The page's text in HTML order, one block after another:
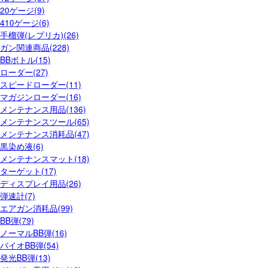
20ゲージ(9)
410ゲージ(6)
手榴弾(レプリカ)(26)
ガン関連商品(228)
BBボトル(15)
ローダー(27)
スピードローダー(11)
マガジンローダー(16)
メンテナンス用品(136)
メンテナンスツール(65)
メンテナンス消耗品(47)
黒染め液(6)
メンテナンスマット(18)
ターゲット(17)
ディスプレイ用品(26)
弾速計(7)
エアガン消耗品(99)
BB弾(79)
ノーマルBB弾(16)
バイオBB弾(54)
発光BB弾(13)